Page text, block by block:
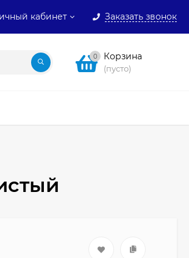
кабинет Заказать звонок
0 Корзина
(пусто)